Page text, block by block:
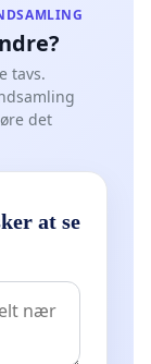
tavs.
det
at se